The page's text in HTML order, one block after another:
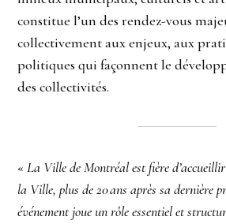
constitue l’un des rendez-vous
collectivement aux enjeux, aux
politiques qui façonnent le
des collectivités.
«La Ville de Montréal est fière
la Ville, plus de 20 ans après sa dernière
événement joue un rôle essentiel et